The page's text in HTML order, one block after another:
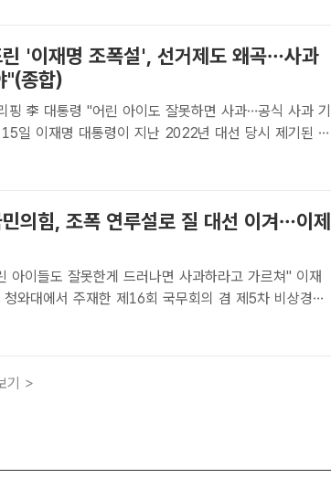
'이재명 조폭설', 선거제도 왜곡…사과
"(종합)
핑 李 대통령 "어린 아이도 잘못하면 사과…공식 사과 기
민의힘에 사과를 요구한 데 대해 "마땅히 사과 및 그에
의힘, 조폭 연루설로 질 대선 이겨…이제
이들도 잘못한게 드러나면 사과하라고 가르쳐" 이재
와대에서 주재한 제16회 국무회의 겸 제5차 비상경제
고 있다. /청와대[더팩트ㅣ이헌일 기자] 이재명 대통령
기 >